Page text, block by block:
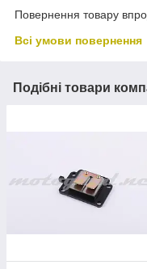
Повернення товару
Всі умови повернення
Подібні товари